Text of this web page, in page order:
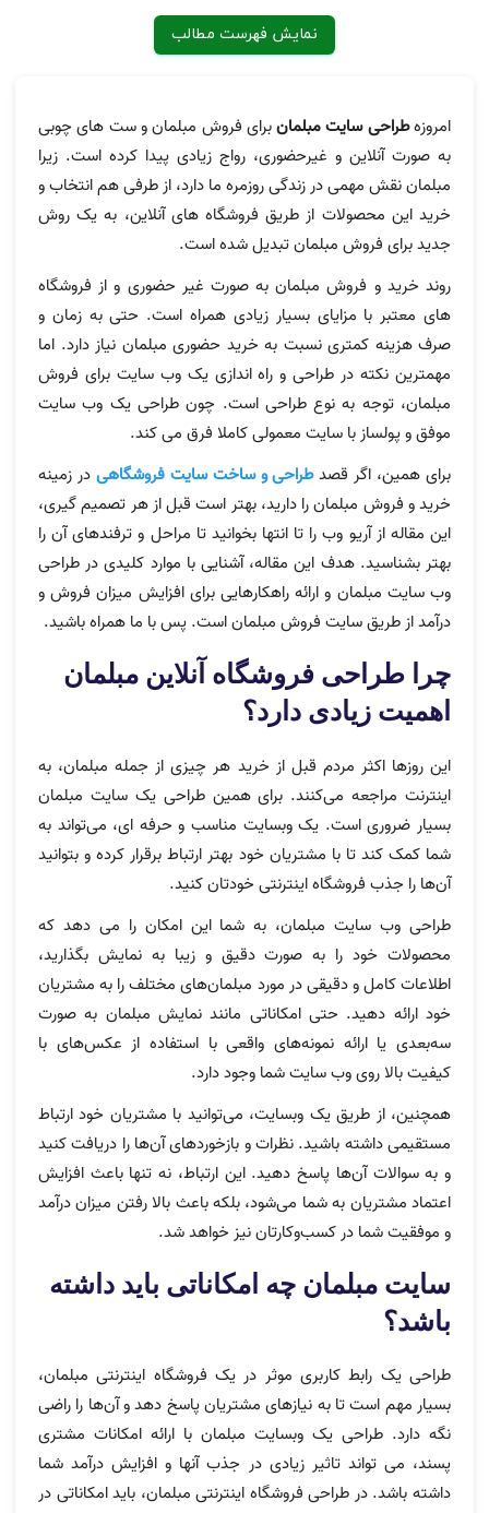
نمایش فهرست مطالب
امروزهطراحی سایت مبلمانبرای فروش مبلمان و ست های چوبی
به صورت آنلاین و غیرحضوری، رواج زیادی پیدا کرده است. زیرا
مبلمان نقش مهمی در زندگی روزمره ما دارد، از طرفی هم انتخاب و
خرید این محصولات از طریق فروشگاه های آنلاین، به یک روش
جدید برای فروش مبلمان تبدیل شده است.
روند خرید و فروش مبلمان به صورت غیر حضوری و از فروشگاه
های معتبر با مزایای بسیار زیادی همراه است. حتی به زمان و
صرف هزینه کمتری نسبت به خرید حضوری مبلمان نیاز دارد. اما
مهمترین نکته در طراحی و راه اندازی یک وب سایت برای فروش
مبلمان، توجه به نوع طراحی است. چون طراحی یک وب سایت
موفق و پولساز با سایت معمولی کاملا فرق می کند.
برای همین، اگر قصدطراحی و ساخت سایت فروشگاهی در زمینه
خرید و فروش مبلمان را دارید، بهتر است قبل از هر تصمیم گیری،
این مقاله از آریو وب را تا انتها بخوانید تا مراحل و ترفندهای آن را
بهتر بشناسید. هدف این مقاله، آشنایی با موارد کلیدی در طراحی
وب سایت مبلمان و ارائه راهکارهایی برای افزایش میزان فروش و
درآمد از طریق سایت فروش مبلمان است. پس با ما همراه باشید.
چرا طراحی فروشگاه آنلاین مبلمان
اهمیت زیادی دارد؟
این روزها اکثر مردم قبل از خرید هر چیزی از جمله مبلمان، به
اینترنت مراجعه می‌کنند. برای همین طراحی یک سایت مبلمان
بسیار ضروری است. یک وبسایت مناسب و حرفه ‌ای، می‌تواند به
شما کمک کند تا با مشتریان خود بهتر ارتباط برقرار کرده و بتوانید
آن‌ها را جذب فروشگاه اینترنتی خودتان کنید.
طراحی وب سایت مبلمان، به شما این امکان را می دهد که
محصولات خود را به صورت دقیق و زیبا به نمایش بگذارید،
اطلاعات کامل و دقیقی در مورد مبلمان‌های مختلف را به مشتریان
خود ارائه دهید. حتی امکاناتی مانند نمایش مبلمان به صورت
سه‌بعدی یا ارائه نمونه‌های واقعی با استفاده از عکس‌های با
کیفیت بالا روی وب سایت شما وجود دارد.
همچنین، از طریق یک وبسایت، می‌توانید با مشتریان خود ارتباط
مستقیمی داشته باشید. نظرات و بازخوردهای آن‌ها را دریافت کنید
و به سوالات آن‌ها پاسخ دهید. این ارتباط، نه تنها باعث افزایش
اعتماد مشتریان به شما می‌شود، بلکه باعث بالا رفتن میزان درآمد
و موفقیت شما در کسب‌وکارتان نیز خواهد شد.
سایت مبلمان چه امکاناتی باید داشته
باشد؟
طراحی یک رابط کاربری موثر در یک فروشگاه اینترنتی مبلمان،
بسیار مهم است تا به نیازهای مشتریان پاسخ دهد و آن‌ها را راضی
نگه دارد. طراحی یک وبسایت مبلمان با ارائه امکانات مشتری
پسند، می تواند تاثیر زیادی در جذب آنها و افزایش درآمد شما
داشته باشد. در طراحی فروشگاه اینترنتی مبلمان، باید امکاناتی در